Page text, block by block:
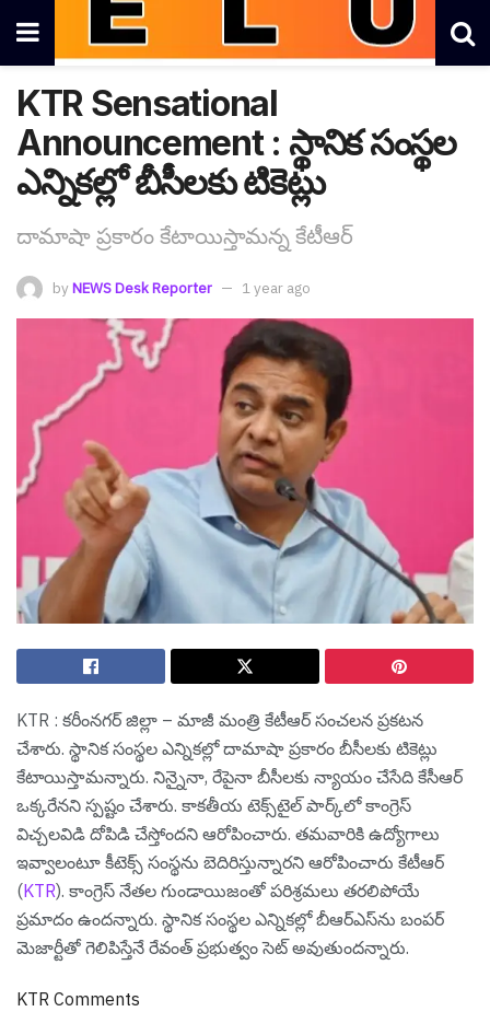
KTR Sensational
Announcement : స్థానిక సంస్థ‌ల
ఎన్నిక‌ల్లో బీసీల‌కు టికెట్లు
దామాషా ప్ర‌కారం కేటాయిస్తామ‌న్న కేటీఆర్
by NEWS Desk Reporter 1 year ago
KTR : క‌రీంన‌గ‌ర్ జిల్లా – మాజీ మంత్రి కేటీఆర్ సంచ‌ల‌న ప్ర‌క‌ట‌న
చేశారు. స్థానిక సంస్థల ఎన్నికల్లో దామాషా ప్రకారం బీసీలకు టికెట్లు
కేటాయిస్తామ‌న్నారు. నిన్నైనా, రేపైనా బీసీలకు న్యాయం చేసేది కేసీఆర్
ఒక్కరేన‌ని స్ప‌ష్టం చేశారు. కాకతీయ టెక్స్‌టైల్ పార్క్‌లో కాంగ్రెస్
విచ్చలవిడి దోపిడి చేస్తోంద‌ని ఆరోపించారు. తమవారికి ఉద్యోగాలు
ఇవ్వాలంటూ కీటెక్స్ సంస్థను బెదిరిస్తున్నార‌ని ఆరోపించారు కేటీఆర్
(KTR). కాంగ్రెస్ నేతల గుండాయిజంతో పరిశ్రమలు తరలిపోయే
ప్రమాదం ఉంద‌న్నారు. స్థానిక సంస్థల ఎన్నికల్లో బీఆర్ఎస్‌ను బంపర్
మెజార్టీతో గెలిపిస్తేనే రేవంత్ ప్రభుత్వం సెట్ అవుతుంద‌న్నారు.
KTR Comments